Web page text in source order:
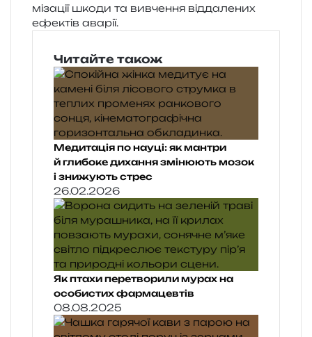
мі­за­ції шкоди та вивче­н­ня від­да­ле­них
ефе­ктів аварії.
Читайте також
Медитація по науці: як мантри
й глибоке дихання змінюють мозок
і знижують стрес
26.02.2026
Як птахи перетворили мурах на
особистих фармацевтів
08.08.2025